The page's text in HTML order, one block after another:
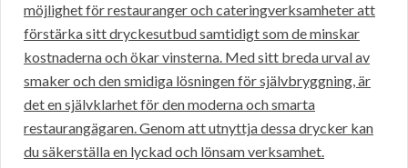
möjlighet för restauranger och cateringverksamheter att
förstärka sitt dryckesutbud samtidigt som de minskar
kostnaderna och ökar vinsterna. Med sitt breda urval av
smaker och den smidiga lösningen för självbryggning, är
det en självklarhet för den moderna och smarta
restaurangägaren. Genom att utnyttja dessa drycker kan
du säkerställa en lyckad och lönsam verksamhet.